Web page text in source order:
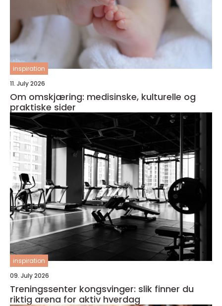
inspiration
11. July 2026
Om omskjæring: medisinske, kulturelle og
praktiske sider
inspiration
09. July 2026
Treningssenter kongsvinger: slik finner du
riktig arena for aktiv hverdag